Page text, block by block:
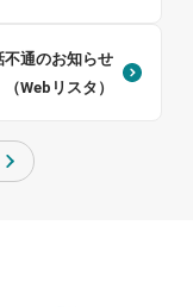
通のお知らせ
（Webリスタ）